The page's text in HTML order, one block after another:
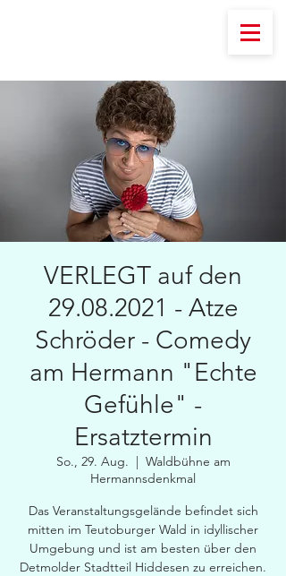
VERLEGT auf den
29.08.2021 - Atze
Schröder - Comedy
am Hermann "Echte
Gefühle" -
Ersatztermin
So., 29. Aug.
  |
Waldbühne am
Hermannsdenkmal
Das Veranstaltungsgelände befindet sich
mitten im Teutoburger Wald in idyllischer
Umgebung und ist am besten über den
Detmolder Stadtteil Hiddesen zu erreichen.